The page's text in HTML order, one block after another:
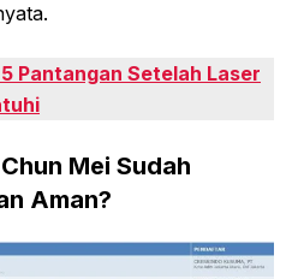
Pantangan Setelah Laser
Mei Sudah
Aman?